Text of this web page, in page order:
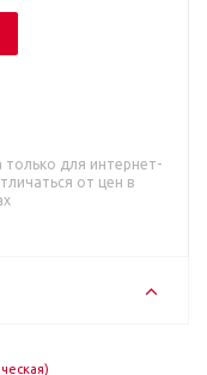
только для интернет-
от цен в